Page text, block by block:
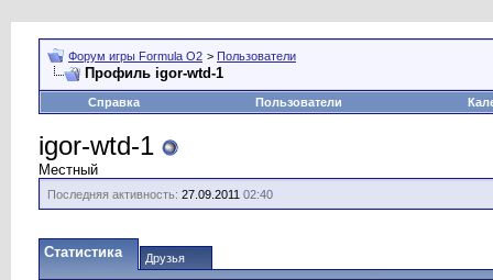
Форум игры Formula O2 > Пользователи
Профиль igor-wtd-1
Справка Пользователи
igor-wtd-1
Местный
Последняя активность: 27.09.2011 02:40
Статистика Друзья